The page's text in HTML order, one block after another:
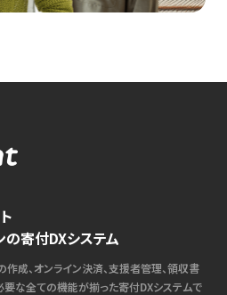
寄付DXシステム
成、オンライン決済、支援者管理、領収書
要な全ての機能が揃った寄付DXシステムで